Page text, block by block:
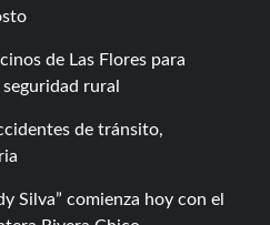
de Las Flores para
rural
de tránsito,
Silva” comienza hoy con el